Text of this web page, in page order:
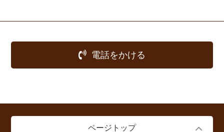
電話をかける
ページトップ